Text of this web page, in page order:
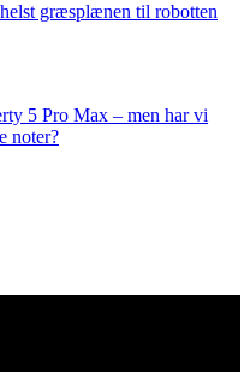
græsplænen til robotten
5 Pro Max – men har vi
noter?